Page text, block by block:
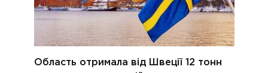
Область отримала від Швеції 12 тонн